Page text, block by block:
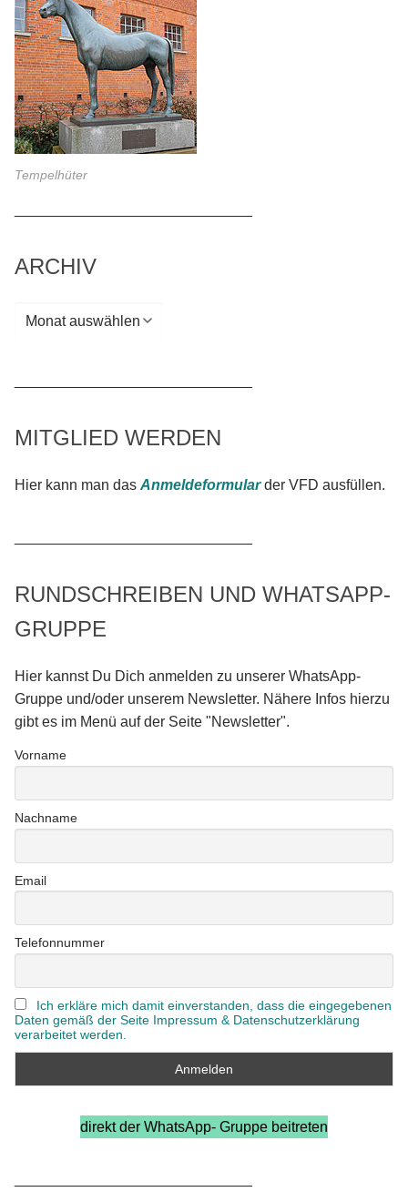
Tempelhüter
ARCHIV
Archiv
MITGLIED WERDEN
Hier kann man das Anmeldeformularder VFD ausfüllen.
RUNDSCHREIBEN UND WHATSAPP-
GRUPPE
Hier kannst Du Dich anmelden zu unserer WhatsApp-
Gruppe und/oder unserem Newsletter. Nähere Infos hierzu
gibt es im Menü auf der Seite "Newsletter".
Vorname
Nachname
Email
Telefonnummer
Ich erkläre mich damit einverstanden, dass die eingegebenen
Daten gemäß der Seite Impressum & Datenschutzerklärung
verarbeitet werden.
direkt der WhatsApp- Gruppe beitreten